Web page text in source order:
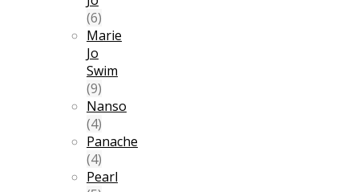
(6)
Marie
Jo
Swim
(9)
Nanso
(4)
Panache
(4)
Pearl